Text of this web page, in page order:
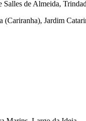
de Almeida,
(Cariranha), Jardim